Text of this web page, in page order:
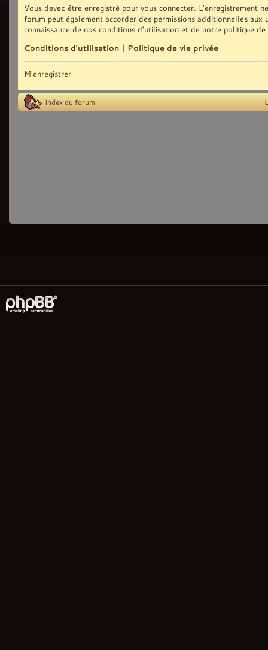
Vous devez être enregistré pour vous connecter. L’enregistrement
forum peut également accorder des permissions additionnelles
connaissance de nos conditions d’utilisation et de notre politique
Conditions d’utilisation | Politique de vie privée
M’enregistrer
Index du forum